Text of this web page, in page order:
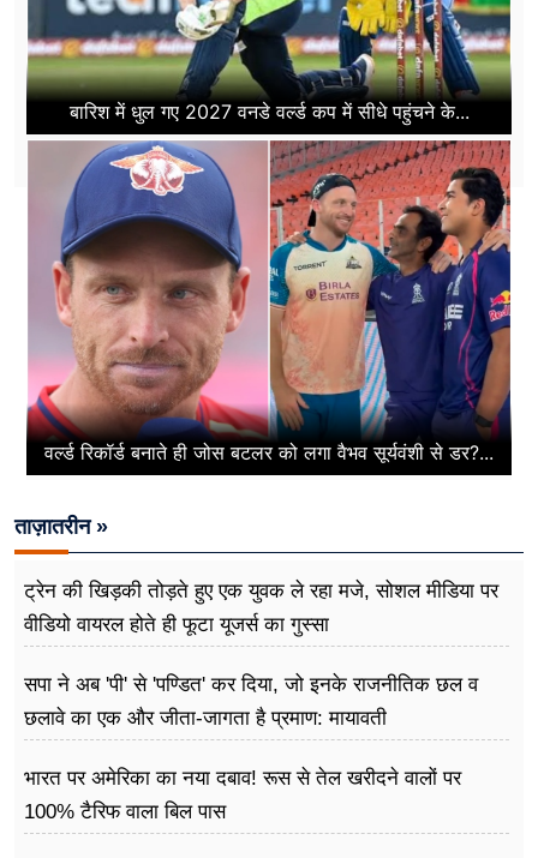
बारिश में धुल गए 2027 वनडे वर्ल्ड कप में सीधे पहुंचने के...
वर्ल्ड रिकॉर्ड बनाते ही जोस बटलर को लगा वैभव सूर्यवंशी से डर?...
ताज़ातरीन »
ट्रेन की खिड़की तोड़ते हुए एक युवक ले रहा मजे, सोशल मीडिया पर
वीडियो वायरल होते ही फूटा यूजर्स का गुस्सा
सपा ने अब 'पी' से 'पण्डित' कर दिया, जो इनके राजनीतिक छल व
छलावे का एक और जीता-जागता है प्रमाण: मायावती
भारत पर अमेरिका का नया दबाव! रूस से तेल खरीदने वालों पर
100% टैरिफ वाला बिल पास